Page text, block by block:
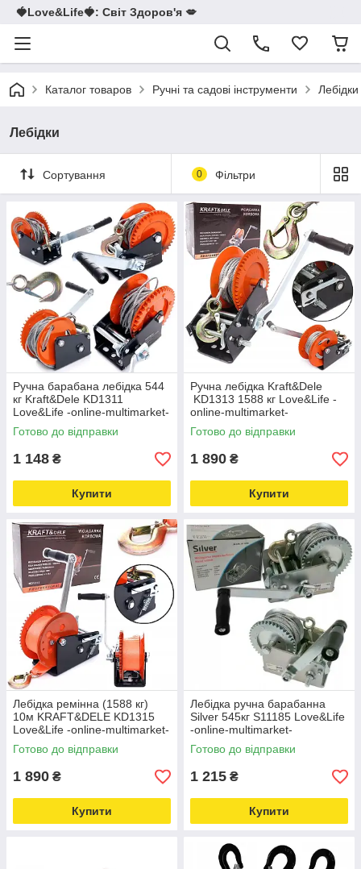
🍓Love&Life🍓: Світ Здоров'я 💋
Каталог товаров Ручні та садові інструменти Лебідки
Лебідки
Сортування 0 Фільтри
Ручна барабана лебідка 544
кг Kraft&Dele KD1311
Love&Life -online-multimarket-
Готово до відправки
1 148 ₴
Купити
Ручна лебідка Kraft&Dele
KD1313 1588 кг Love&Life -
online-multimarket-
Готово до відправки
1 890 ₴
Купити
Лебідка ремінна (1588 кг)
10м KRAFT&DELE KD1315
Love&Life -online-multimarket-
Готово до відправки
1 890 ₴
Купити
Лебідка ручна барабанна
Silver 545кг S11185 Love&Life
-online-multimarket-
Готово до відправки
1 215 ₴
Купити